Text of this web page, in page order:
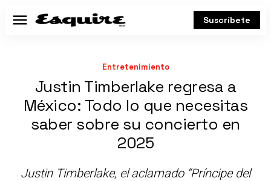
Menú Suscríbete
Entretenimiento
Justin Timberlake regresa a
México: Todo lo que necesitas
saber sobre su concierto en
2025
Justin Timberlake, el aclamado “Príncipe del